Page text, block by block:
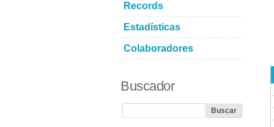
Records
Estadísticas
Colaboradores
Buscador